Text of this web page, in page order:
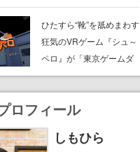
たネコたちと、ネコを溺
愛する人間のすれ違いを
描く
ひたすら“靴”を舐めまわす
狂気のVRゲーム『シュ～
ペロ』が「東京ゲームダ
ンジョン」に展示中。キ
ャッチコピーは「三度の
飯より靴を舐めよう」と
前のめり。公式アカウン
トも開設され、2026年リ
ロフィール
しもひら